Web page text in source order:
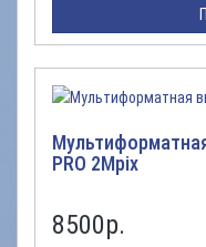
PRO 2Mpix
8500р.